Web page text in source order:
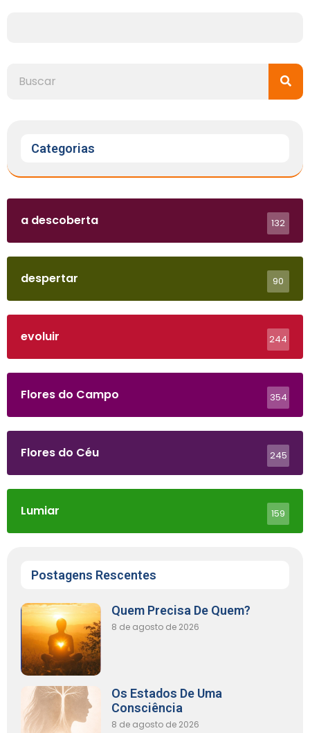
Categorias
a descoberta 132
despertar 90
evoluir 244
Flores do Campo 354
Flores do Céu 245
Lumiar 159
Postagens Rescentes
Quem Precisa De Quem?
8 de agosto de 2026
Os Estados De Uma
Consciência
8 de agosto de 2026